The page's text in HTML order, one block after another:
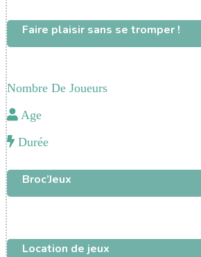
Faire plaisir sans se tromper !
Nombre De Joueurs
Age
Durée
Broc’Jeux
Location de jeux